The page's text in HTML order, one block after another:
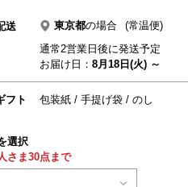
送 東京都の場合
(常温便)
通常2営業日後に発送予定
お届け日： 8月18日(火) ～
フト 包装紙 手提げ袋 のし
選択
さま30点まで